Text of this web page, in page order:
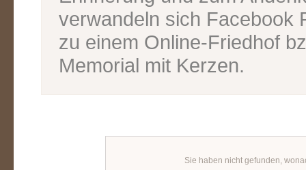
verwandeln sich Facebook
zu einem Online-Friedhof
Memorial mit Kerzen.
Sie haben nicht gefunden,